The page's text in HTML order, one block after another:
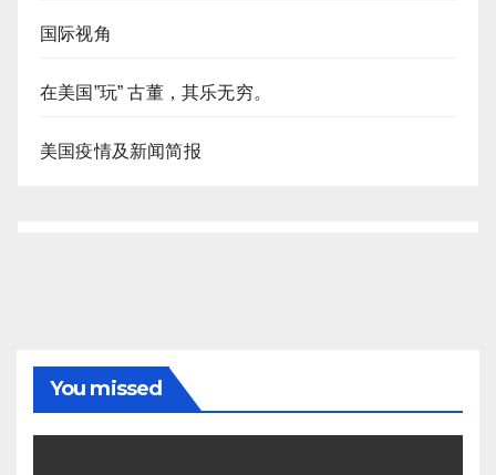
国际视角
在美国”玩” 古董，其乐无穷。
美国疫情及新闻简报
You missed